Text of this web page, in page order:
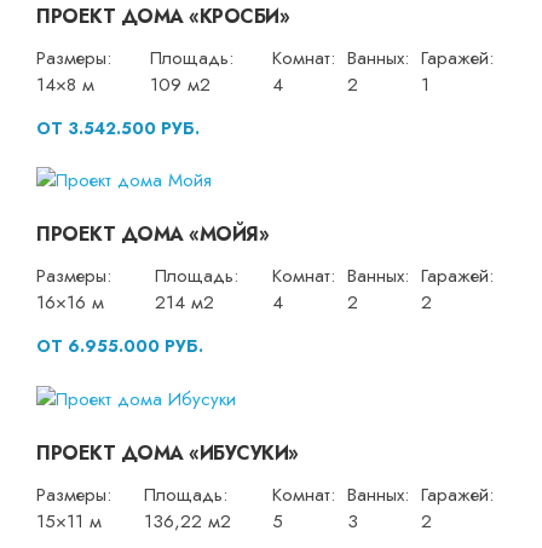
ПРОЕКТ ДОМА «КРОСБИ»
Размеры:
14×8 м
Площадь:
109 м2
Комнат:
4
Ванных:
2
Гаражей:
1
ОТ 3.542.500 РУБ.
ПРОЕКТ ДОМА «МОЙЯ»
Размеры:
16×16 м
Площадь:
214 м2
Комнат:
4
Ванных:
2
Гаражей:
2
ОТ 6.955.000 РУБ.
ПРОЕКТ ДОМА «ИБУСУКИ»
Размеры:
15×11 м
Площадь:
136,22 м2
Комнат:
5
Ванных:
3
Гаражей:
2